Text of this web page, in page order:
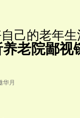
己的老年生
老院鄙视
华月